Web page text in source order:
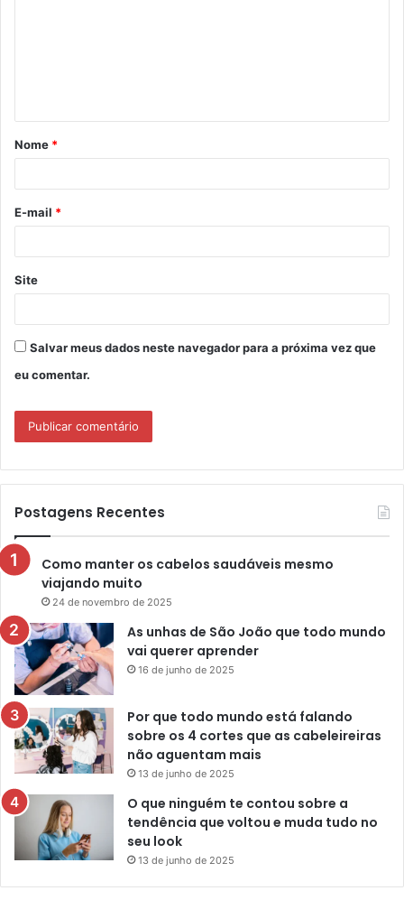
á
r
*
Nome *
E-mail *
Site
Salvar meus dados neste navegador para a próxima vez que
eu comentar.
Postagens Recentes
Como manter os cabelos saudáveis mesmo
viajando muito
24 de novembro de 2025
As unhas de São João que todo mundo
vai querer aprender
16 de junho de 2025
Por que todo mundo está falando
sobre os 4 cortes que as cabeleireiras
não aguentam mais
13 de junho de 2025
O que ninguém te contou sobre a
tendência que voltou e muda tudo no
seu look
13 de junho de 2025